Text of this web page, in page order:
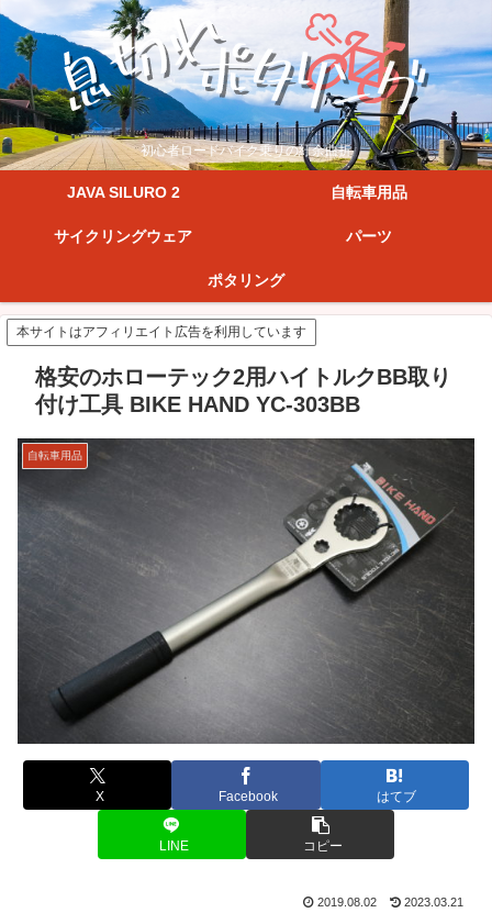
初心者ロードバイク乗りの紆余曲折
JAVA SILURO 2 自転車用品
サイクリングウェア パーツ
ポタリング
本サイトはアフィリエイト広告を利用しています
格安のホローテック2用ハイトルクBB取り
付け工具 BIKE HAND YC-303BB
自転車用品
X Facebook はてブ
LINE コピー
2019.08.02 2023.03.21